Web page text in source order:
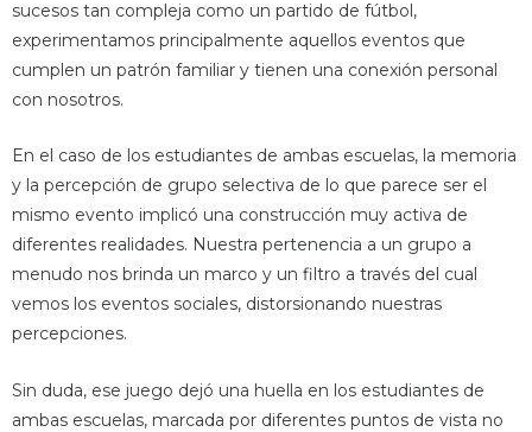
sucesos tan compleja como un partido de fútbol, ​​
experimentamos principalmente aquellos eventos que
cumplen un patrón familiar y tienen una conexión personal
con nosotros.
En el caso de los estudiantes de ambas escuelas, la memoria
y la percepción de grupo selectiva de lo que parece ser el
mismo evento implicó una construcción muy activa de
diferentes realidades. Nuestra pertenencia a un grupo a
menudo nos brinda un marco y un filtro a través del cual
vemos los eventos sociales, distorsionando nuestras
percepciones.
Sin duda, ese juego dejó una huella en los estudiantes de
ambas escuelas, marcada por diferentes puntos de vista no